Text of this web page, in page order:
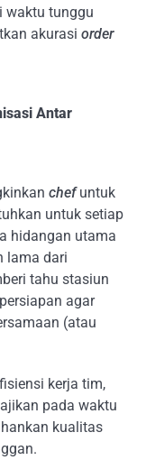
waktu tunggu
akurasiorder
Antar
chefuntuk
untuk setiap
hidangan utama
lama dari
tahu stasiun
agar
(atau
kerja tim,
pada waktu
kualitas